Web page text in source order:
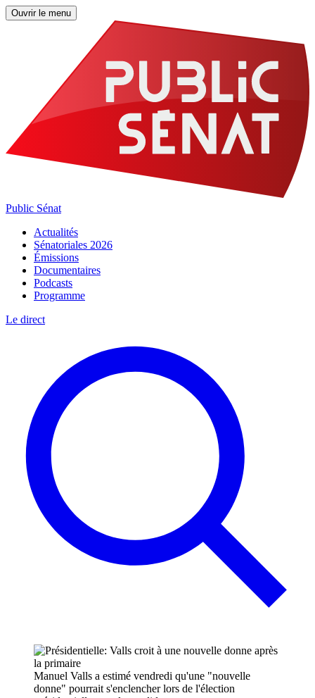
Ouvrir le menu
Public Sénat
Actualités
Sénatoriales 2026
Émissions
Documentaires
Podcasts
Programme
Le direct
Manuel Valls a estimé vendredi qu'une "nouvelle
donne" pourrait s'enclencher lors de l'élection